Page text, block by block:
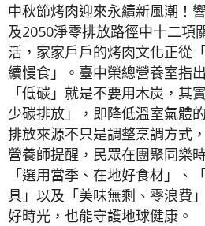
中秋節烤肉迎來永續新風潮！
及2050淨零排放路徑中十二項
活，家家戶戶的烤肉文化正從
續慢食」。臺中榮總營養室指
「低碳」就是不要用木炭，其
少碳排放」，即降低溫室氣體
排放來源不只是調整烹調方式
營養師提醒，民眾在團聚同樂
「選用當季、在地好食材」、
具」以及「美味無剩、零浪費
好時光，也能守護地球健康。